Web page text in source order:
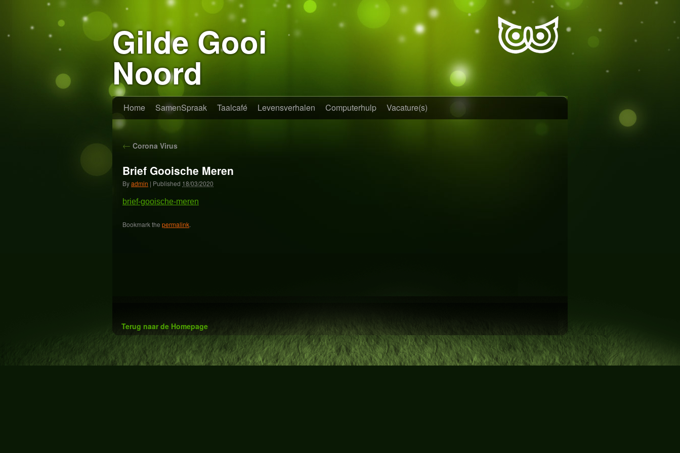
Gilde Gooi
Noord
Home SamenSpraak Taalcafé Levensverhalen Computerhulp Vacature(s)
← Corona Virus
Brief Gooische Meren
Byadmin | Published 18/03/2020
brief-gooische-meren
Bookmark the permalink.
Terug naar de Homepage